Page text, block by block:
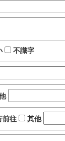
不識字
前往 其他